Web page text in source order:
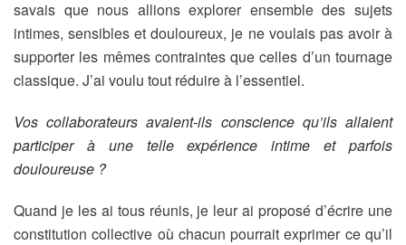
savais que nous allions explorer ensemble des sujets
intimes, sensibles et douloureux, je ne voulais pas avoir à
supporter les mêmes contraintes que celles d’un tournage
classique. J’ai voulu tout réduire à l’essentiel.
Vos collaborateurs avaient-ils conscience qu’ils allaient
participer à une telle expérience intime et parfois
douloureuse ?
Quand je les ai tous réunis, je leur ai proposé d’écrire une
constitution collective où chacun pourrait exprimer ce qu’il